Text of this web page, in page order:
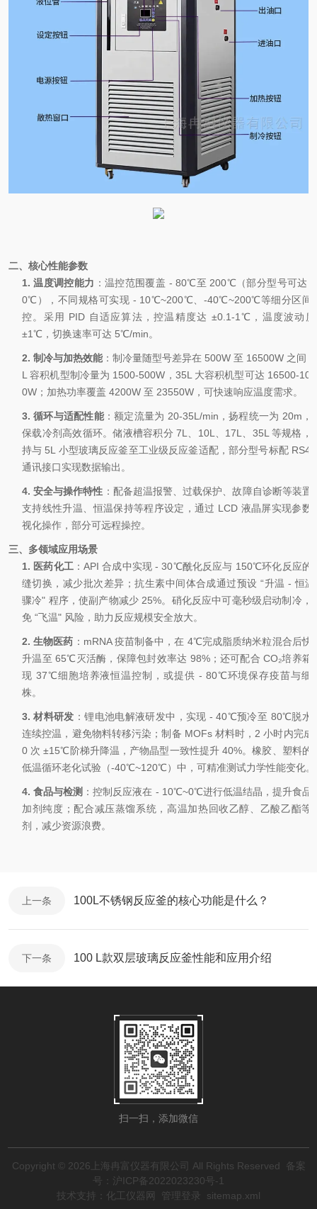
二、核心性能参数
1.温度调控能力 ：温控范围覆盖 - 80℃至 200℃（部分型号可达
0℃），不同规格可实现 - 10℃~200℃、-40℃~200℃等细分区间
控。采用 PID 自适应算法，控温精度达 ±0.1-1℃，温度波动
±1℃，切换速率可达 5℃/min。
2. 制冷与加热效能：制冷量随型号差异在 500W 至 16500W 之间
L 容积机型制冷量为 1500-500W，35L 大容积机型可达 16500-
0W；加热功率覆盖 4200W 至 23550W，可快速响应温度需求。
3.循环与适配性能：额定流量为 20-35L/min，扬程统一为 20m，
保载冷剂高效循环。储液槽容积分 7L、10L、17L、35L 等规格，
持与 5L 小型玻璃反应釜至工业级反应釜适配，部分型号标配
通讯接口实现数据输出。
4.安全与操作特性 ：配备超温报警、过载保护、故障自诊断等装置
支持线性升温、恒温保持等程序设定，通过 LCD 液晶屏实现参数
视化操作，部分可远程操控。
三、多领域应用场景
1. 医药化工：API 合成中实现 - 30℃酰化反应与 150℃环化反应的
缝切换，减少批次差异；抗生素中间体合成通过预设 “升温 - 恒
骤冷" 程序，使副产物减少 25%。硝化反应中可毫秒级启动制冷，
免 “飞温" 风险，助力反应规模安全放大。
2.生物医药 ： mRNA 疫苗制备中，在 4℃完成脂质纳米粒混合后快
升温至 65℃灭活酶，保障包封效率达 98%；还可配合 CO₂培养箱
现 37℃细胞培养液恒温控制，或提供 - 80℃环境保存疫苗与细
株。
3.材料研发 ：锂电池电解液研发中，实现 - 40℃预冷至 80℃脱水
连续控温，避免物料转移污染；制备 MOFs 材料时，2 小时内完成
0 次 ±15℃阶梯升降温，产物晶型一致性提升 40%。橡胶、塑料的
低温循环老化试验（-40℃~120℃）中，可精准测试力学性能变化。
4.食品与检测 ：控制反应液在 - 10℃~0℃进行低温结晶，提升食品
加剂纯度；配合减压蒸馏系统，高温加热回收乙醇、乙酸乙酯等
剂，减少资源浪费。
上一条 100L不锈钢反应釜的核心功能是什么？
下一条 100 L款双层玻璃反应釜性能和应用介绍
扫一扫，添加微信
Copyright © 2026上海冉富仪器有限公司 All Rights Reserved
备案
号：沪ICP备2022023230号-1
技术支持： 化工仪器网 管理登录 sitemap.xml